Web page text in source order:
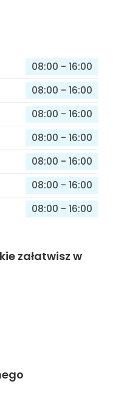
08:00 - 16:00
08:00 - 16:00
08:00 - 16:00
08:00 - 16:00
08:00 - 16:00
08:00 - 16:00
08:00 - 16:00
załatwisz w